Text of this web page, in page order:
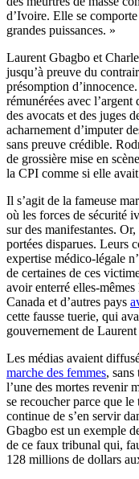
d’Ivoire. Elle se
grandes puissances. »
Laurent Gbagbo et
jusqu’à preuve du
présomption
rémunérées avec
des avocats et des juges
acharnement d’imputer
sans preuve crédible.
de grossière mise en
la CPI comme si elle
Il s’agit de la fameuse
où les forces de sécurité
sur des manifestantes.
portées disparues. Leurs
expertise médico-légale
de certaines de ces
avoir enterré elles-
Canada et d’autres pays
cette fausse tuerie, qui
gouvernement de
Les médias avaient
marche des femmes,
l’une des mortes revenir
se recoucher parce que
continue de s’en servir
Gbagbo est un exemple
de ce faux tribunal qui,
128 millions de dollars